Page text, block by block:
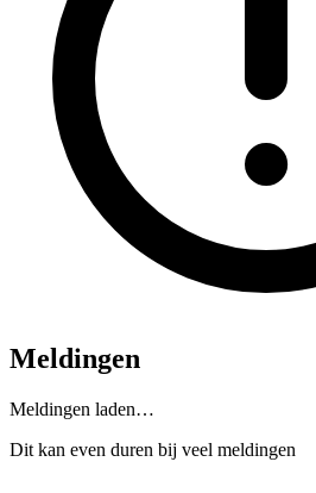
Meldingen
Meldingen laden…
Dit kan even duren bij veel meldingen